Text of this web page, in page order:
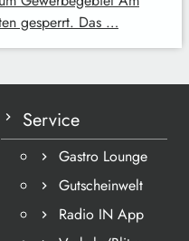
gesperrt. Das …
Service
Gastro Lounge
Gutscheinwelt
Radio IN App